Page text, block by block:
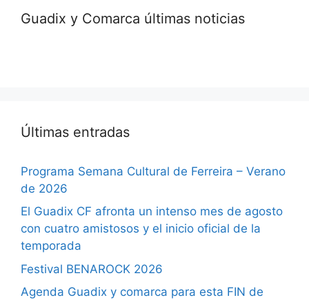
Guadix y Comarca últimas noticias
Últimas entradas
Programa Semana Cultural de Ferreira – Verano
de 2026
El Guadix CF afronta un intenso mes de agosto
con cuatro amistosos y el inicio oficial de la
temporada
Festival BENAROCK 2026
Agenda Guadix y comarca para esta FIN de